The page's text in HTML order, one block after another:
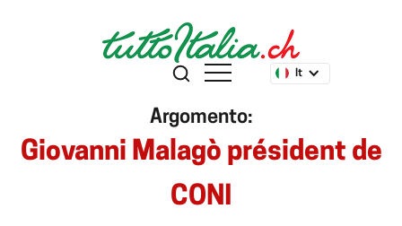
It
Argomento:
Giovanni Malagò président de
CONI